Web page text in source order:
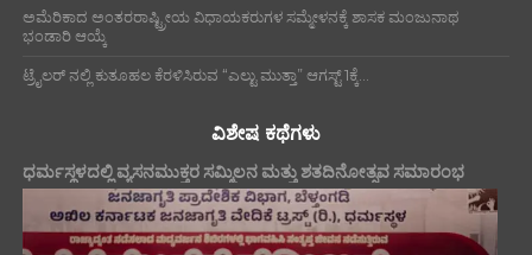
ಅಮೆರಿಕಾದ ಅಂತರರಾಷ್ಟ್ರೀಯ ವಿಧಾಯಕರುಗಳ ಸಮ್ಮೇಳನಕ್ಕೆ ಶಾಸಕ ಮಂಜುನಾಥ
ಭಂಡಾರಿ ಆಯ್ಕೆ
ಟ್ರೈಲರ್ ನಲ್ಲಿ ಕುತೂಹಲ ಕೆರಳಿಸಿರುವ “ಎಲ್ಟು ಮುತ್ತಾ” ಆಗಸ್ಟ್ 1ಕ್ಕೆ...
ವಿಶೇಷ ಕಥೆಗಳು
ಧರ್ಮಸ್ಥಳದಲ್ಲಿ ವ್ಯಸನಮುಕ್ತರ ಸಮ್ಮಿಲನ ಮತ್ತು ಶತದಿನೋತ್ಸವ ಸಮಾರಂಭ